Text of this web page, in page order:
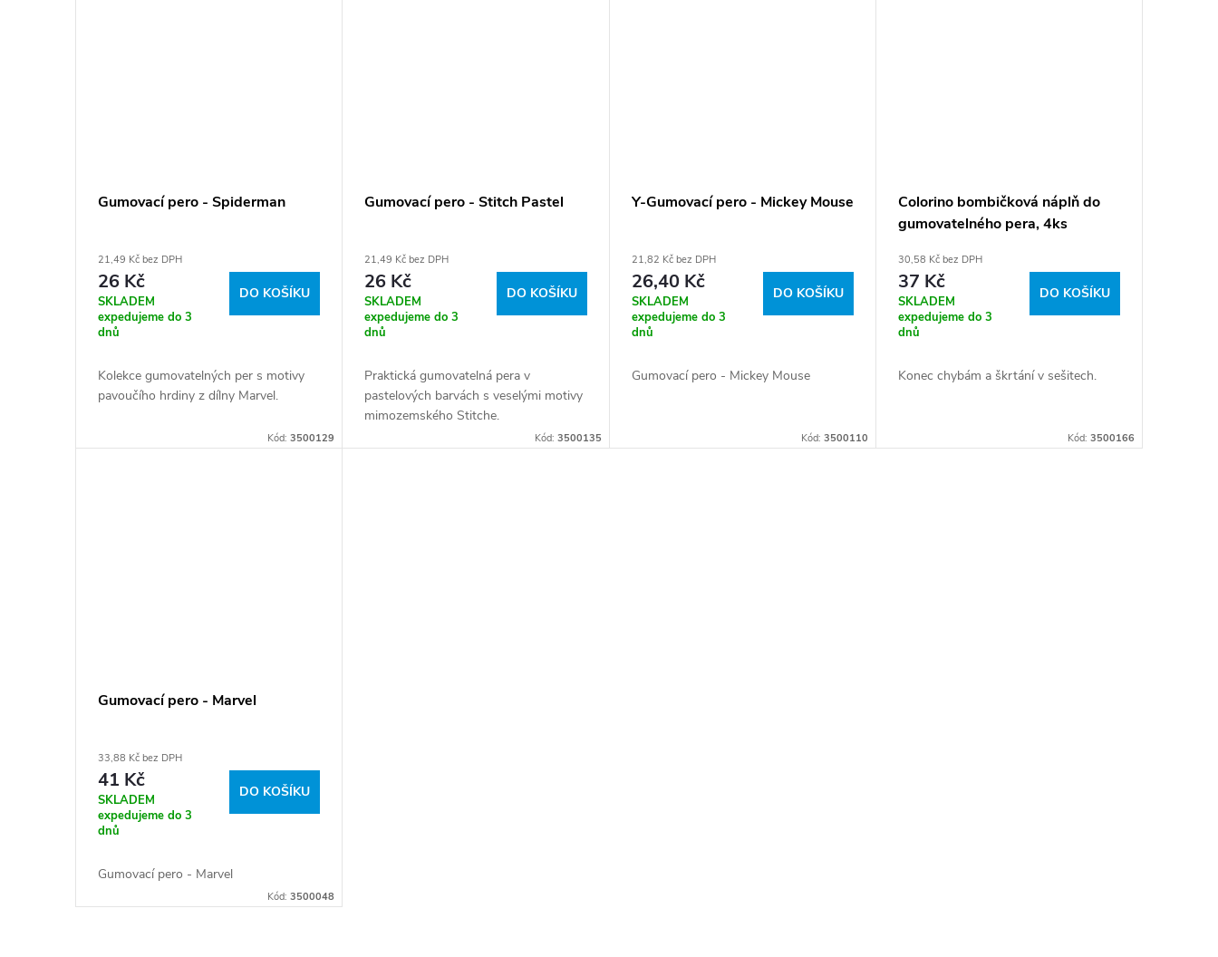
Gumovací pero - Spiderman
21,49 Kč bez DPH
26 Kč
SKLADEM
expedujeme do 3
dnů
DO KOŠÍKU
Kolekce gumovatelných per s motivy
pavoučího hrdiny z dílny Marvel.
Kód:3500129
Gumovací pero - Stitch Pastel
21,49 Kč bez DPH
26 Kč
SKLADEM
expedujeme do 3
dnů
DO KOŠÍKU
Praktická gumovatelná pera v
pastelových barvách s veselými motivy
mimozemského Stitche.
Kód: 3500135
Y-Gumovací pero - Mickey Mouse
21,82 Kč bez DPH
26,40 Kč
SKLADEM
expedujeme do 3
dnů
DO KOŠÍKU
Gumovací pero - Mickey Mouse
Kód: 3500110
Colorino bombičková náplň do
gumovatelného pera, 4ks
30,58 Kč bez DPH
37 Kč
SKLADEM
expedujeme do 3
dnů
DO KOŠÍKU
Konec chybám a škrtání v sešitech.
Kód: 3500166
Gumovací pero - Marvel
33,88 Kč bez DPH
41 Kč
SKLADEM
expedujeme do 3
dnů
DO KOŠÍKU
Gumovací pero - Marvel
Kód:3500048